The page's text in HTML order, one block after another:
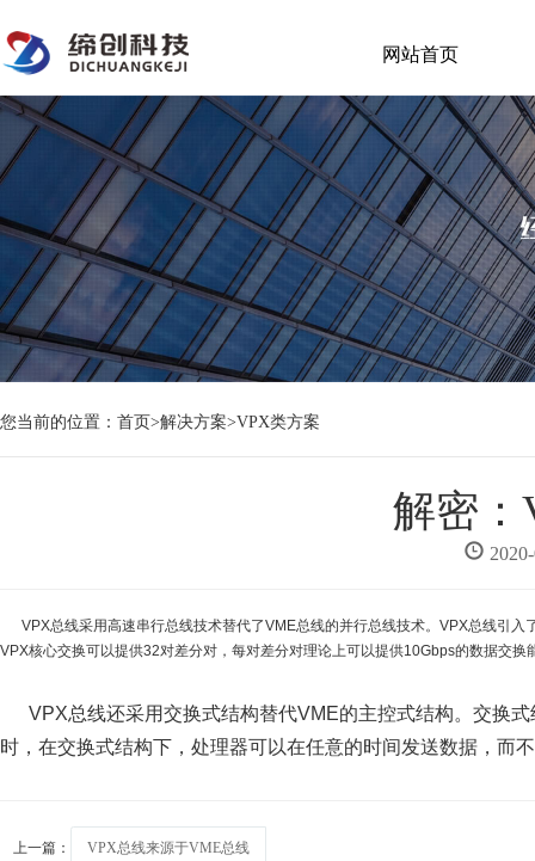
网站首页
您当前的位置： 首页>解决方案>VPX类方案
解密：
VPX总线采用高速串行总线技术替代了VME总线的并行总线技术。VPX总线引入
VPX核心交换可以提供32对差分对，每对差分对理论上可以提供10Gbps的数据交
VPX总线还采用交换式结构替代VME的主控式结构。交换式
时，在交换式结构下，处理器可以在任意的时间发送数据，而
上一篇： VPX总线来源于VME总线